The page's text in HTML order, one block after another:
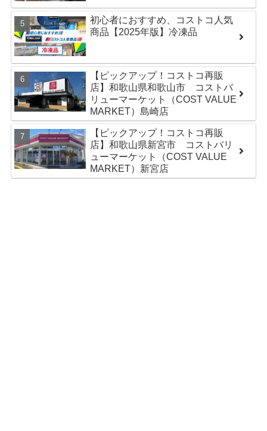
初心者におすすめ、コストコ人気
商品【2025年版】冷凍品
【ピックアップ！コストコ再販
店】和歌山県和歌山市 コストバ
リューマーケット（COST VALUE
MARKET）島崎店
【ピックアップ！コストコ再販
店】和歌山県新宮市 コストバリ
ューマーケット（COST VALUE
MARKET）新宮店